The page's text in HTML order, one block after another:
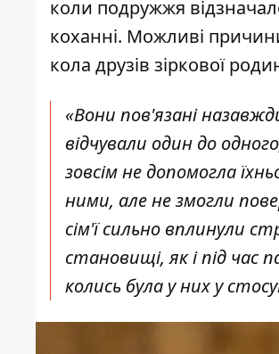
коли подружжя
коханні. Можливі
кола друзів зіркової
«Вони пов'язані
відчували один до
зовсім не допомогла
ними, але не змогли
сім'ї сильно вплинули
становищі, як і під час
колись була у них у